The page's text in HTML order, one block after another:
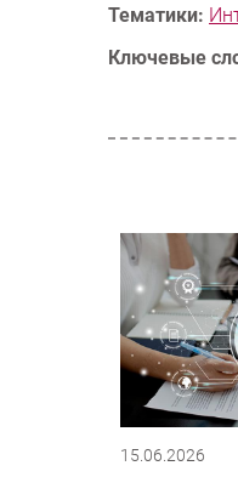
Тематики:
Ключевые
15.06.2026